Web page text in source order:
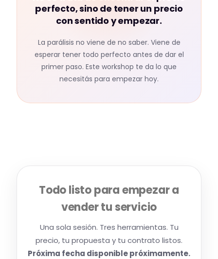
perfecto, sino de tener un precio
con sentido y empezar.
La parálisis no viene de no saber. Viene de
esperar tener todo perfecto antes de dar el
primer paso. Este workshop te da lo que
necesitás para empezar hoy.
Todo listo para empezar a
vender tu servicio
Una sola sesión. Tres herramientas. Tu
precio, tu propuesta y tu contrato listos.
Próxima fecha disponible próximamente.